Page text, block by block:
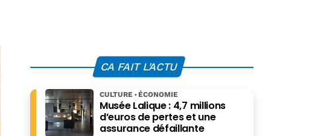
CA FAIT L'ACTU
Musée Lalique : 4,7 millions
d’euros de pertes et une
assurance défaillante
CULTURE ÉCONOMIE